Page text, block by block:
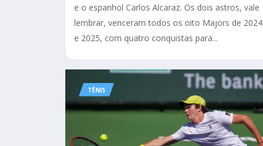
e o espanhol Carlos Alcaraz. Os dois astros, vale
lembrar, venceram todos os oito Majors de 2024
e 2025, com quatro conquistas para...
TÊNIS